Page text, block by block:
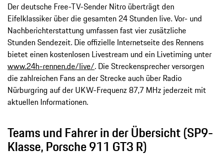
Der deutsche Free-TV-Sender Nitro überträgt den
Eifelklassiker über die gesamten 24 Stunden live. Vor- und
Nachberichterstattung umfassen fast vier zusätzliche
Stunden Sendezeit. Die offizielle Internetseite des Rennens
bietet einen kostenlosen Livestream und ein Livetiming unter
www.24h-rennen.de/live/. Die Streckensprecher versorgen
die zahlreichen Fans an der Strecke auch über Radio
Nürburgring auf der UKW-Frequenz 87,7 MHz jederzeit mit
aktuellen Informationen.
Teams und Fahrer in der Übersicht (SP9-
Klasse, Porsche 911 GT3 R)